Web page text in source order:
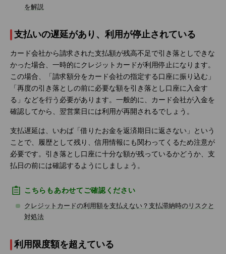
を解説
支払いの遅延があり、利用が停止されている
カード会社から請求された支払額が残高不足で引き落としできな
かった場合、一時的にクレジットカードが利用停止になります。
この場合、「請求額分をカード会社の指定する口座に振り込む」
「再度の引き落としの前に必要な額を引き落とし口座に入金す
る」などを行う必要があります。一般的に、カード会社が入金を
確認してから、翌営業日には利用が再開されるでしょう。
支払遅延は、いわば「借りたお金を返済期日に返さない」という
ことで、履歴として残り、信用情報にも関わってくるため注意が
必要です。引き落とし口座に十分な額が残っているかどうか、支
払日の前には確認するようにしましょう。
こちらもあわせてご確認ください
クレジットカードの利用額を支払えない？支払滞納時のリスクと
対処法
利用限度額を超えている